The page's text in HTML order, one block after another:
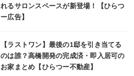
れるサロンスペースが新登場！【ひらつ
ー広告】
【ラストワン】最後の1邸を引き当てる
のは誰？高橋開発の完成済・即入居可の
お家まとめ【ひらつー不動産】